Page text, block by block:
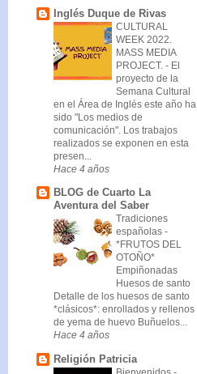
Inglés Duque de Rivas
CULTURAL
WEEK 2022.
MASS MEDIA
PROJECT. - El
proyecto de la
Semana Cultural
en el Área de Inglés este año ha
sido "Los medios de
comunicación". Los trabajos
realizados se exponen en esta
presen...
Hace 4 años
BLOG de Cuarto La
Aventura del Saber
Tradiciones
españolas -
*FRUTOS DEL
OTOÑO*
Empiñonadas
Huesos de santo
Detalle de los huesos de santo
*clásicos*: enrollados y rellenos
de yema de huevo Buñuelos...
Hace 4 años
Religión Patricia